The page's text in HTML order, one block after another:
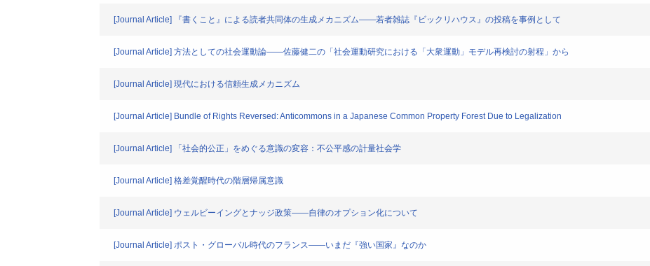
[Journal Article] 『書くこと』による読者共同体の生成メカニズム――若者雑誌『ビックリハウス』の投稿を事例として
[Journal Article] 方法としての社会運動論――佐藤健二の「社会運動研究における「大衆運動」モデル再検討の射程」から
[Journal Article] 現代における信頼生成メカニズム
[Journal Article] Bundle of Rights Reversed: Anticommons in a Japanese Common Property Forest Due to Legalization
[Journal Article] 「社会的公正」をめぐる意識の変容：不公平感の計量社会学
[Journal Article] 格差覚醒時代の階層帰属意識
[Journal Article] ウェルビーイングとナッジ政策――自律のオプション化について
[Journal Article] ポスト・グローバル時代のフランス――いまだ『強い国家』なのか